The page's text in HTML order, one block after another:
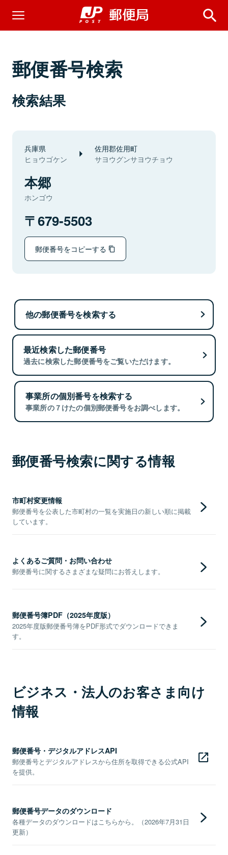
郵便番号検索
検索結果
兵庫県
ヒョウゴケン
佐用郡佐用町
サヨウグンサヨウチョウ
本郷
ホンゴウ
679-5503
郵便番号をコピーする
他の郵便番号を検索する
最近検索した郵便番号
過去に検索した郵便番号をご覧いただけます。
事業所の個別番号を検索する
事業所の７けたの個別郵便番号をお調べします。
郵便番号検索に関する情報
市町村変更情報
郵便番号を公表した市町村の一覧を実施日の新しい順に掲載
しています。
よくあるご質問・お問い合わせ
郵便番号に関するさまざまな疑問にお答えします。
郵便番号簿PDF（2025年度版）
2025年度版郵便番号簿をPDF形式でダウンロードできま
す。
ビジネス・法人のお客さま向け
情報
郵便番号・デジタルアドレスAPI
郵便番号とデジタルアドレスから住所を取得できる公式API
を提供。
郵便番号データのダウンロード
各種データのダウンロードはこちらから。（2026年7月31日
更新）